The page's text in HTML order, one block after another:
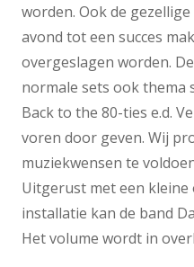
worden. Ook de
avond tot een succes
overgeslagen worden.
normale sets ook thema
Back to the 80-ties e.d.
voren door geven. Wij
muziekwensen te
Uitgerust met een kleine
installatie kan de band
Het volume wordt in